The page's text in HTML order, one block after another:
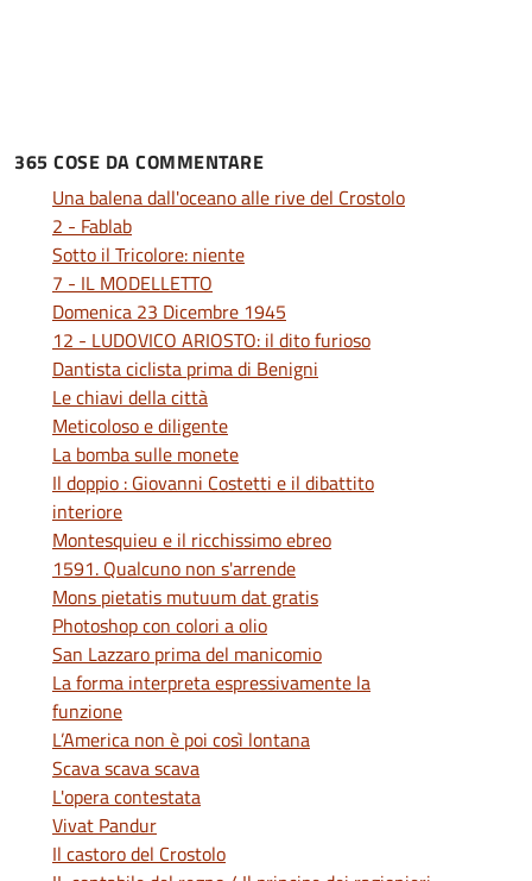
365 COSE DA COMMENTARE
Una balena dall'oceano alle rive del Crostolo
2 - Fablab
Sotto il Tricolore: niente
7 - IL MODELLETTO
Domenica 23 Dicembre 1945
12 - LUDOVICO ARIOSTO: il dito furioso
Dantista ciclista prima di Benigni
Le chiavi della città
Meticoloso e diligente
La bomba sulle monete
Il doppio : Giovanni Costetti e il dibattito
interiore
Montesquieu e il ricchissimo ebreo
1591. Qualcuno non s'arrende
Mons pietatis mutuum dat gratis
Photoshop con colori a olio
San Lazzaro prima del manicomio
La forma interpreta espressivamente la
funzione
L’America non è poi così lontana
Scava scava scava
L'opera contestata
Vivat Pandur
Il castoro del Crostolo